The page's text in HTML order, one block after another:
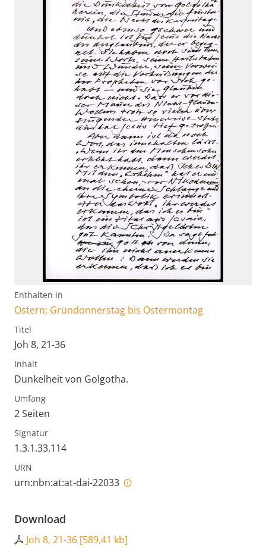
Enthalten in
Ostern; Gründonnerstag bis Ostermontag
Titel
Joh 8, 21-36
Inhalt
Dunkelheit von Golgotha.
Umfang
2 Seiten
Signatur
1.3.1.33.114
URN
urn:nbn:at:at-dai-22033
Download
Joh 8, 21-36 [589,41 kb]